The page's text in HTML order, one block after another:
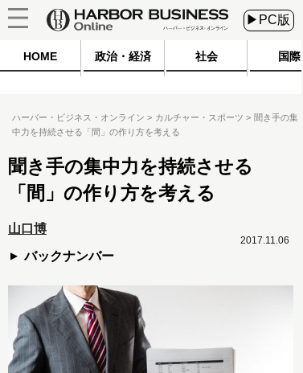
▶PC版
HOME 政治・経済 社会 国際
ハーバー・ビジネス・オンライン カルチャー・スポーツ
聞き手の集
中力を持続させる「間」の作り方を考える
聞き手の集中力を持続させる
「間」の作り方を考える
山口博
バックナンバー
2017.11.06